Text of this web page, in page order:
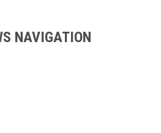
NAVIGATION